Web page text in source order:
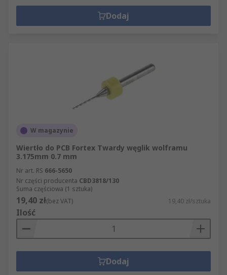
Dodaj
W magazynie
Wiertło do PCB Fortex Twardy węglik wolframu
3.175mm 0.7 mm
Nr art. RS 666-5650
Nr części producenta CBD3818/130
Suma częściowa (1 sztuka)
19,40 zł(bez VAT) 19,40 zł/sztuka
Ilość
Dodaj